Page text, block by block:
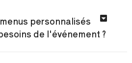
personnalisés
de l'événement ?